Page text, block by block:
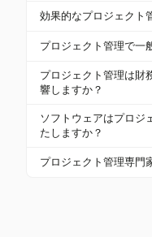
ます。それに対し
プロジェクト管理は
業界は、その特定
効果的なプロジェクト
効果的なプロジェク
務の無駄を大幅に削
能性を高めます。
プロジェクト管理で一
一般的な手法には、
ル、スクラム、カ
いて選択され、ア
進捗から人気があり
プロジェクト管理は財
響しますか？
プロジェクト管理
で、無駄や非効率
適切なプロジェク
ソフトウェアはプロジ
たしますか？
プロジェクト管理ソ
プロジェクト管理専門